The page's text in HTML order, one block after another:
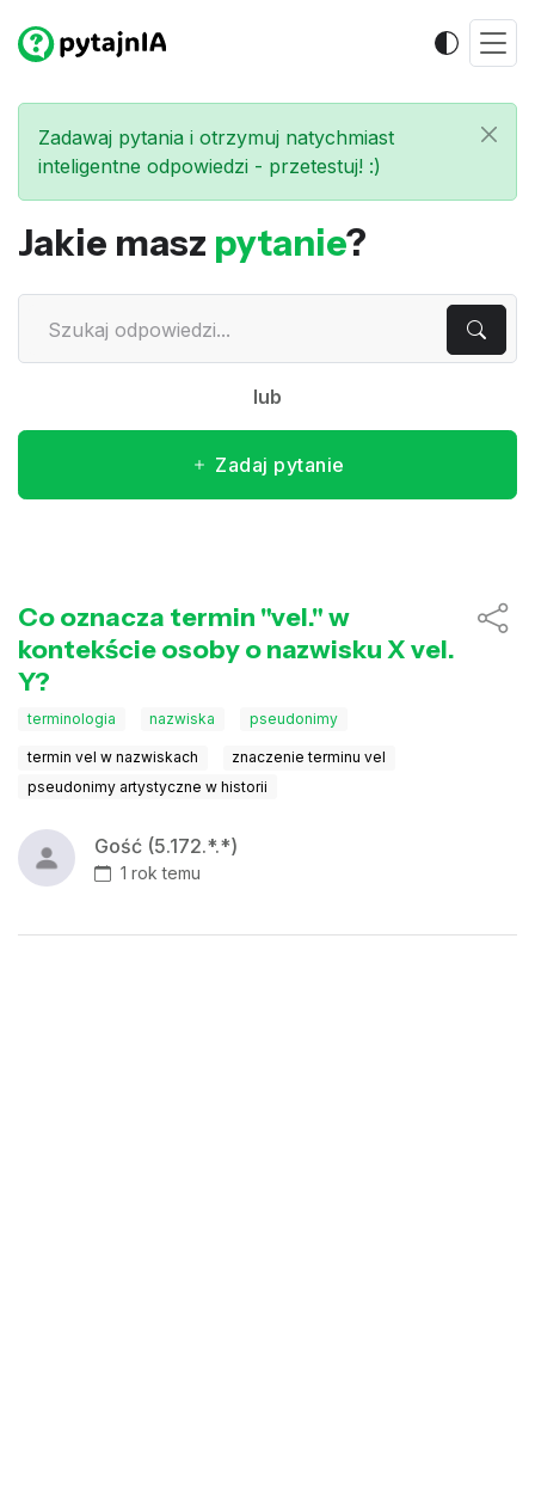
Zadawaj pytania i otrzymuj natychmiast
inteligentne odpowiedzi - przetestuj! :)
Jakie masz pytanie?
lub
Zadaj pytanie
Co oznacza termin "vel." w
kontekście osoby o nazwisku X vel.
Y?
terminologia nazwiska pseudonimy
termin vel w nazwiskach
znaczenie terminu vel
pseudonimy artystyczne w historii
Gość (5.172.*.*)
1 rok temu